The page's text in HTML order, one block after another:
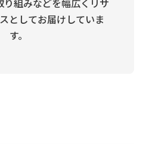
り組みなどを幅広くリサ
としてお届けしていま
す。